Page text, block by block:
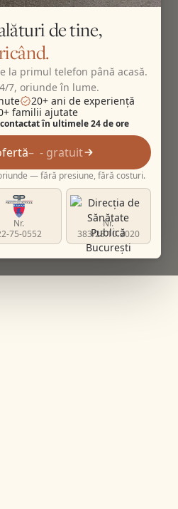
de tine,
la primul telefon până acasă.
7, oriunde în lume.
20+ ani de experiență
familii ajutate
în ultimele 24 de ore
- gratuit
— fără presiune, fără costuri.
Nr.
75-0552
Nr.
383/23.10.2020